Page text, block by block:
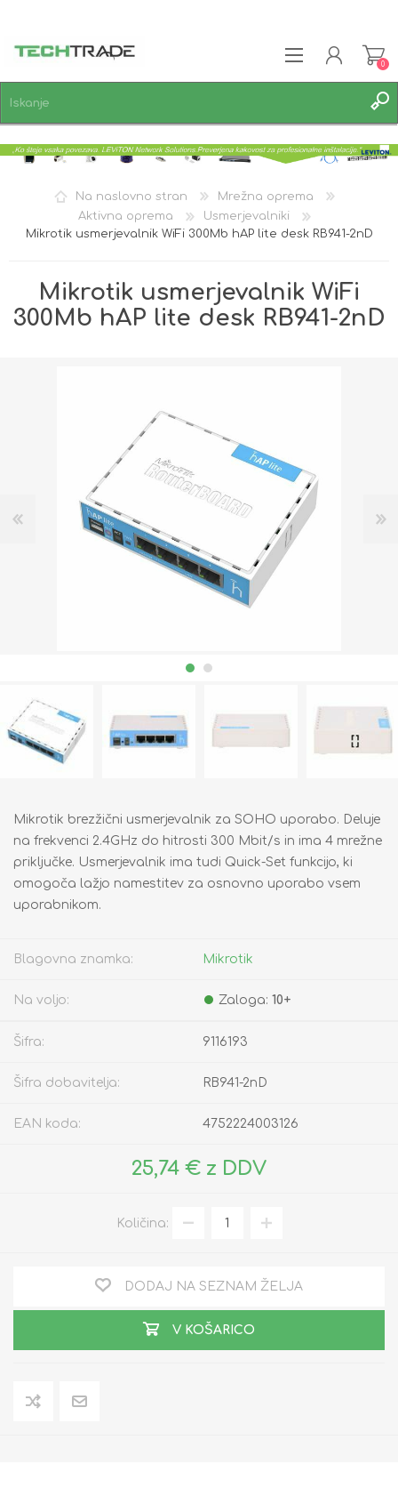
PRIJAVA
0
Na naslovno stran
Mrežna oprema
Aktivna oprema
Usmerjevalniki
Mikrotik usmerjevalnik WiFi 300Mb hAP lite desk RB941-2nD
Mikrotik usmerjevalnik WiFi
300Mb hAP lite desk RB941-2nD
Mikrotik brezžični usmerjevalnik za SOHO uporabo. Deluje
na frekvenci 2.4GHz do hitrosti 300 Mbit/s in ima 4 mrežne
priključke. Usmerjevalnik ima tudi Quick-Set funkcijo, ki
omogoča lažjo namestitev za osnovno uporabo vsem
uporabnikom.
Blagovna znamka: Mikrotik
Na voljo: Zaloga: 10+
Šifra: 9116193
Šifra dobavitelja: RB941-2nD
EAN koda: 4752224003126
25,74 € z DDV
Količina:
DODAJ NA SEZNAM ŽELJA
V KOŠARICO